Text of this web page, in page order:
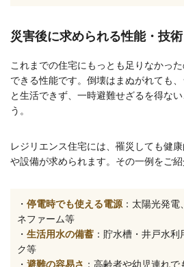
災害後に求められる性能・技術
これまでの住宅にもっとも足りなかっ
できる性能です。倒壊はまぬがれても
と生活できず、一時避難せざるを得な
う。
レジリエンス住宅には、罹災しても健
や設備が求められます。その一例をご紹
・ 停電時でも使える電源：太陽光発電
ネファーム等
・ 生活用水の備蓄 ：貯水槽・井戸水
ク等
・ 避難の容易さ ：高齢者や幼児連れ